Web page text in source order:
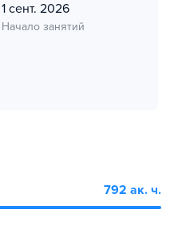
1 сент. 2026
Начало занятий
792 ак. ч.